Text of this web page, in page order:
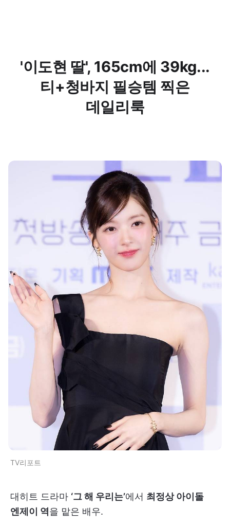
'이도현 딸', 165cm에 39kg...
티+청바지 필승템 찍은
데일리룩
TV리포트
대히트 드라마 ‘그 해 우리는’에서 최정상 아이돌
엔제이 역 을 맡은 배우.